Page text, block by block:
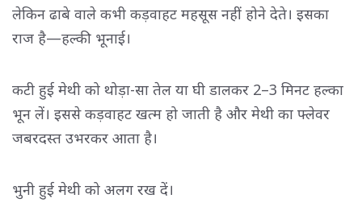
लेकिन ढाबे वाले कभी कड़वाहट महसूस नहीं होने देते। इसका
राज है—हल्की भूनाई।
कटी हुई मेथी को थोड़ा-सा तेल या घी डालकर 2–3 मिनट हल्का
भून लें। इससे कड़वाहट खत्म हो जाती है और मेथी का फ्लेवर
जबरदस्त उभरकर आता है।
भुनी हुई मेथी को अलग रख दें।